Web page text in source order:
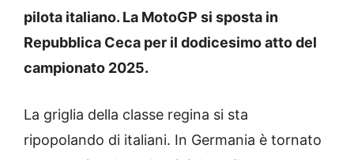
pilota italiano. La MotoGP si sposta in
Repubblica Ceca per il dodicesimo atto del
campionato 2025.
La griglia della classe regina si sta
ripopolando di italiani. In Germania è tornato